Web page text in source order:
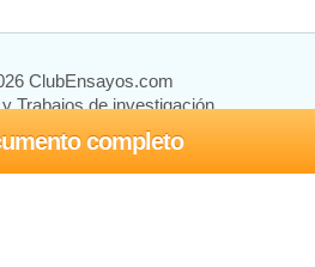
completo
ClubEnsayos.com
Trabajos de investigación